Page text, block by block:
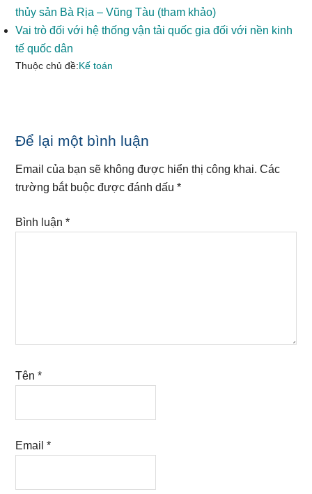
thủy sản Bà Rịa – Vũng Tàu (tham khảo)
Vai trò đối với hệ thống vận tải quốc gia đối với nền kinh
tế quốc dân
Thuộc chủ đề:Kế toán
Reader
Interactions
Để lại một bình luận
Email của bạn sẽ không được hiển thị công khai. Các
trường bắt buộc được đánh dấu*
Bình luận*
Tên*
Email*